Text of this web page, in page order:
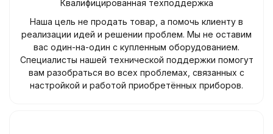
Квалифицированная техподдержка
Наша цель не продать товар, а помочь клиенту в
реализации идей и решении проблем. Мы не оставим
вас один-на-один с купленным оборудованием.
Специалисты нашей технической поддержки помогут
вам разобраться во всех проблемах, связанных с
настройкой и работой приобретённых приборов.